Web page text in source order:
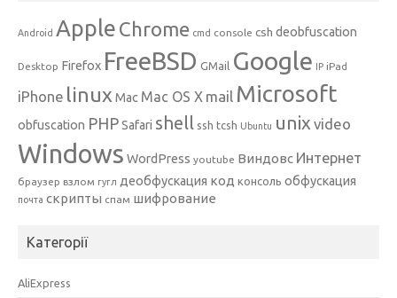
Android Apple Chrome cmd console csh deobfuscation
Desktop Firefox FreeBSD GMail Google IP iPad
iPhone linux Mac Mac OS X mail Microsoft
obfuscation PHPSafari shell ssh tcsh Ubuntu unix video
Windows WordPress youtube Виндовс Интернет
браузер взлом гугл деобфускация код консоль обфускация
почта скрипты спам шифрование
Категорії
AliExpress